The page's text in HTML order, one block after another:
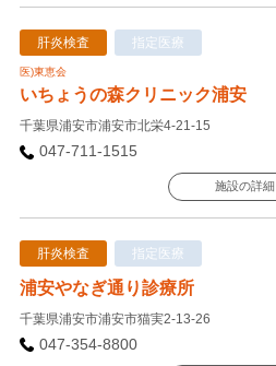
肝炎検査 指定医療
医)東恵会
いちょうの森クリニック浦安
千葉県浦安市浦安市北栄4-21-15
047-711-1515
施設の詳細
肝炎検査 指定医療
浦安やなぎ通り診療所
千葉県浦安市浦安市猫実2-13-26
047-354-8800